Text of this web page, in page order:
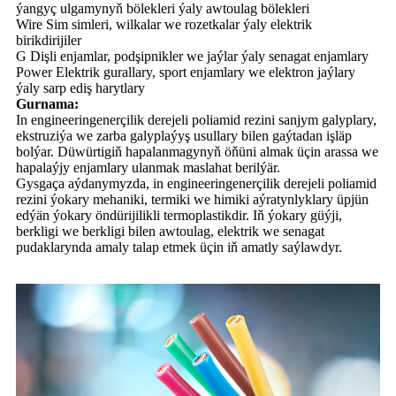
ýangyç ulgamynyň bölekleri ýaly awtoulag bölekleri
Wire Sim simleri, wilkalar we rozetkalar ýaly elektrik
birikdirijiler
G Dişli enjamlar, podşipnikler we jaýlar ýaly senagat enjamlary
Power Elektrik gurallary, sport enjamlary we elektron jaýlary
ýaly sarp ediş harytlary
Gurnama:
In engineeringenerçilik derejeli poliamid rezini sanjym galyplary,
ekstruziýa we zarba galyplaýyş usullary bilen gaýtadan işläp
bolýar. Düwürtigiň hapalanmagynyň öňüni almak üçin arassa we
hapalaýjy enjamlary ulanmak maslahat berilýär.
Gysgaça aýdanymyzda, in engineeringenerçilik derejeli poliamid
rezini ýokary mehaniki, termiki we himiki aýratynlyklary üpjün
edýän ýokary öndürijilikli termoplastikdir. Iň ýokary güýji,
berkligi we berkligi bilen awtoulag, elektrik we senagat
pudaklarynda amaly talap etmek üçin iň amatly saýlawdyr.